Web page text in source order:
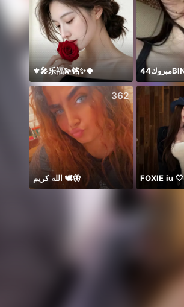
⚜️🎤乐福💫铭✨🍀
362
الله كريم 🕊️🦋 FOXIE iu 🤍